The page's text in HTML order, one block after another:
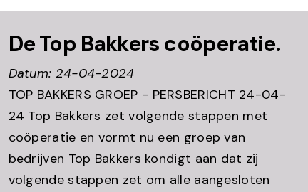
De Top Bakkers coöperatie.
Datum: 24-04-2024
TOP BAKKERS GROEP - PERSBERICHT 24-04-
24 Top Bakkers zet volgende stappen met
coöperatie en vormt nu een groep van
bedrijven Top Bakkers kondigt aan dat zij
volgende stappen zet om alle aangesloten